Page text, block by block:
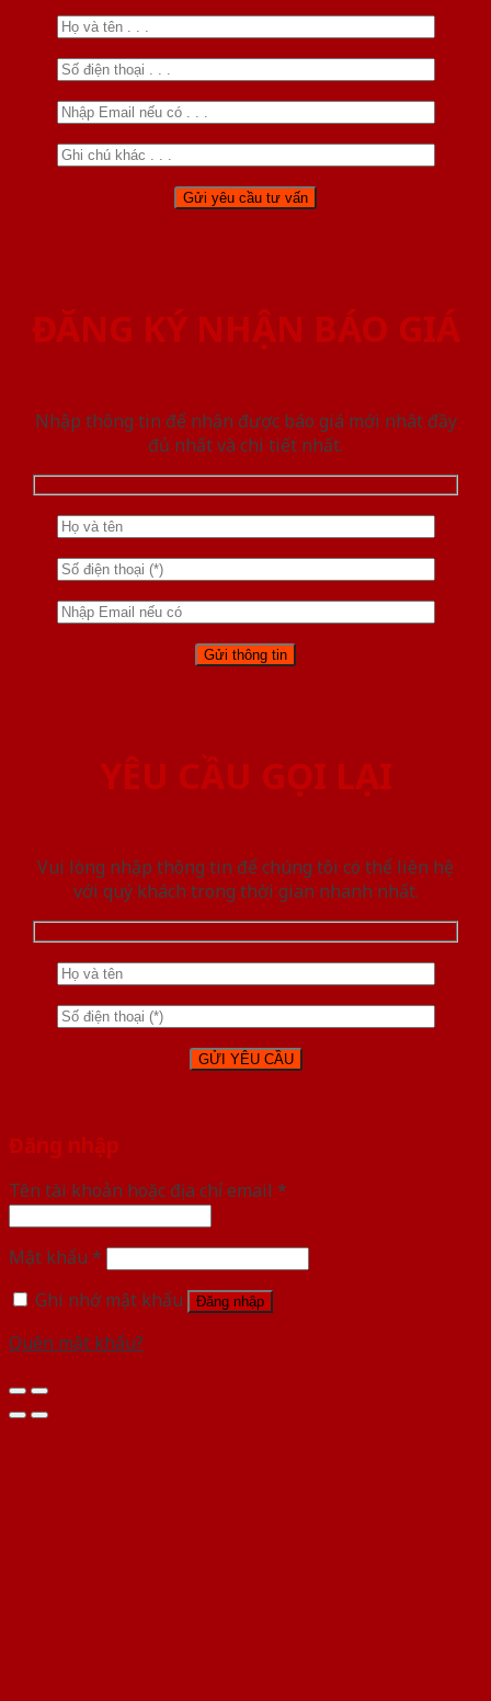
ĐĂNG KÝ NHẬN BÁO GIÁ
Nhập thông tin để nhận được báo giá mới nhât đầy
đủ nhất và chi tiết nhất.
YÊU CẦU GỌI LẠI
Vui lòng nhập thông tin để chúng tôi có thể liên hệ
với quý khách trong thời gian nhanh nhất.
Đăng nhập
Tên tài khoản hoặc địa chỉ email *
Mật khẩu *
Ghi nhớ mật khẩu
Đăng nhập
Quên mật khẩu?